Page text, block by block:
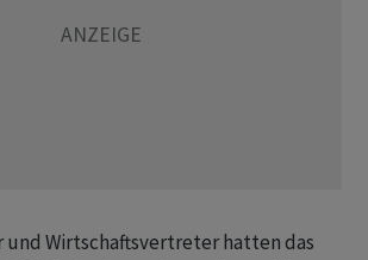
Wirtschaftsvertreter hatten das